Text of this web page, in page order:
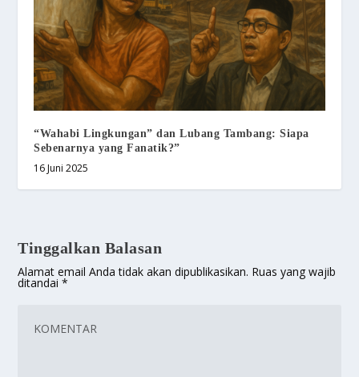
“Wahabi Lingkungan” dan Lubang Tambang: Siapa
Sebenarnya yang Fanatik?”
16 Juni 2025
Tinggalkan Balasan
Alamat email Anda tidak akan dipublikasikan. Ruas yang wajib
ditandai*